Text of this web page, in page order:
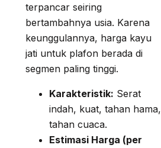
terpancar seiring
bertambahnya usia. Karena
keunggulannya, harga kayu
jati untuk plafon berada di
segmen paling tinggi.
Karakteristik: Serat
indah, kuat, tahan hama,
tahan cuaca.
Estimasi Harga (per